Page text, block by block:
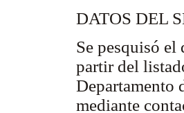
DATOS DEL
Se pesquisó el
partir del
Departamento
mediante